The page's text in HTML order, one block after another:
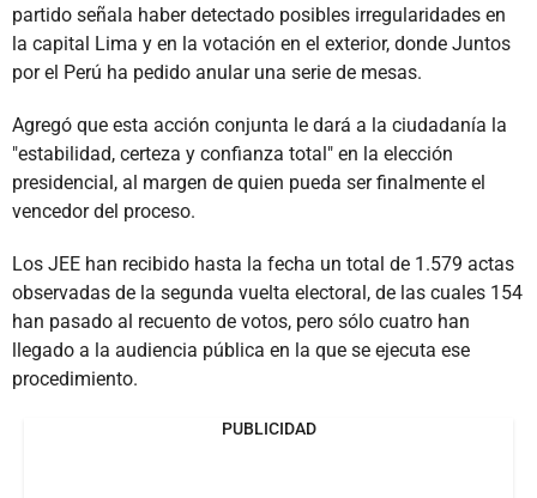
partido señala haber detectado posibles irregularidades en
la capital Lima y en la votación en el exterior, donde Juntos
por el Perú ha pedido anular una serie de mesas.
Agregó que esta acción conjunta le dará a la ciudadanía la
"estabilidad, certeza y confianza total" en la elección
presidencial, al margen de quien pueda ser finalmente el
vencedor del proceso.
Los JEE han recibido hasta la fecha un total de 1.579 actas
observadas de la segunda vuelta electoral, de las cuales 154
han pasado al recuento de votos, pero sólo cuatro han
llegado a la audiencia pública en la que se ejecuta ese
procedimiento.
PUBLICIDAD